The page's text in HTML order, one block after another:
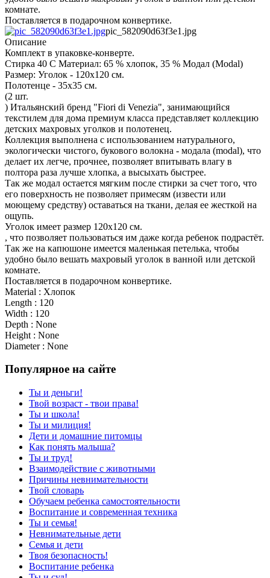
комнате.
Поставляется в подарочном конвертике.
pic_582090d63f3e1.jpg
Описание
Комплект в упаковке-конверте.
Стирка 40 С Материал: 65 % хлопок, 35 % Модал (Modal)
Размер: Уголок - 120х120 см.
Полотенце - 35х35 см.
(2 шт.
) Итальянский бренд "Fiori di Venezia", занимающийся
текстилем для дома премиум класса представляет коллекцию
детских махровых уголков и полотенец.
Коллекция выполнена с использованием натурального,
экологически чистого, букового волокна - модала (modal), что
делает их легче, прочнее, позволяет впитывать влагу в
полтора раза лучше хлопка, а высыхать быстрее.
Так же модал остается мягким после стирки за счет того, что
его поверхность не позволяет примесям (извести или
моющему средству) оставаться на ткани, делая ее жесткой на
ощупь.
Уголок имеет размер 120х120 см.
, что позволяет пользоваться им даже когда ребенок подрастёт.
Так же на капюшоне имеется маленькая петелька, чтобы
удобно было вешать махровый уголок в ванной или детской
комнате.
Поставляется в подарочном конвертике.
Material : Хлопок
Length : 120
Width : 120
Depth : None
Height : None
Diameter : None
Популярное на сайте
Ты и деньги!
Твой возраст - твои права!
Ты и школа!
Ты и милиция!
Дети и домашние питомцы
Как понять малыша?
Ты и труд!
Взаимодействие с животными
Причины невнимательности
Твой словарь
Обучаем ребенка самостоятельности
Воспитание и современная техника
Ты и семья!
Невнимательные дети
Семья и дети
Твоя безопасность!
Воспитание ребенка